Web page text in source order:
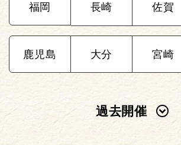
福岡 長崎 佐賀
鹿児島 大分 宮崎
過去開催